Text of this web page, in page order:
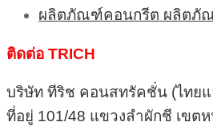
ผลิตภัณฑ์คอนกรีต ผลิตภัณ
ติดต่อ TRICH
บริษัท ทีริช คอนสทรัคชั่น (ไทย
ที่อยู่ 101/48 แขวงลำผักชี เขต